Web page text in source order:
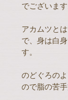
でございます
アカムツと
で、身は白
す。
のどぐろの
ので脂の苦